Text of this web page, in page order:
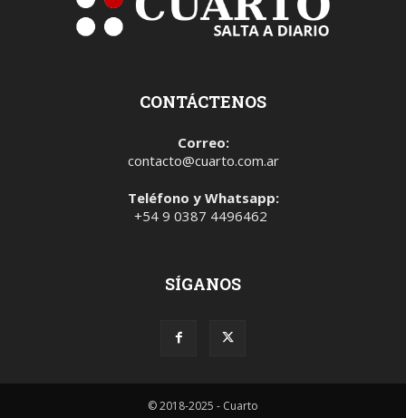
CONTÁCTENOS
Correo:
contacto@cuarto.com.ar
Teléfono y Whatsapp:
+54 9 0387 4496462
SÍGANOS
© 2018-2025 - Cuarto